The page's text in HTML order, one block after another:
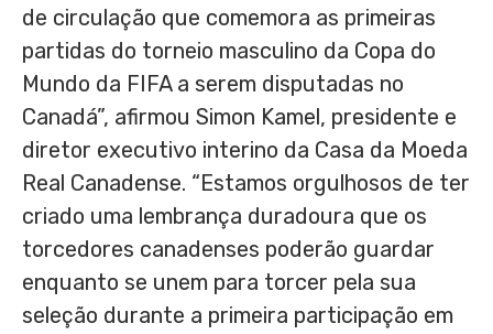
de circulação que comemora as primeiras
partidas do torneio masculino da Copa do
Mundo da FIFA a serem disputadas no
Canadá”, afirmou Simon Kamel, presidente e
diretor executivo interino da Casa da Moeda
Real Canadense. “Estamos orgulhosos de ter
criado uma lembrança duradoura que os
torcedores canadenses poderão guardar
enquanto se unem para torcer pela sua
seleção durante a primeira participação em